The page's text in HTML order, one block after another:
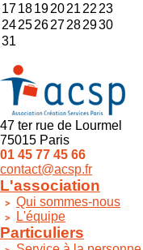
1718192021 22 23
24252627282930
31
47 ter rue de Lourmel
75015 Paris
01 45 77 45 66
contact@acsp.fr
L'association
Qui sommes-nous
L'équipe
Particuliers